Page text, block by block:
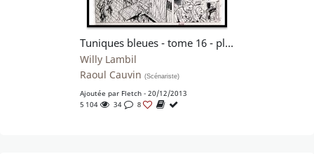
Tuniques bleues - tome 16 - planche 4
Willy Lambil
Raoul Cauvin (Scénariste)
Ajoutée par Fletch - 20/12/2013
5 104
34 8